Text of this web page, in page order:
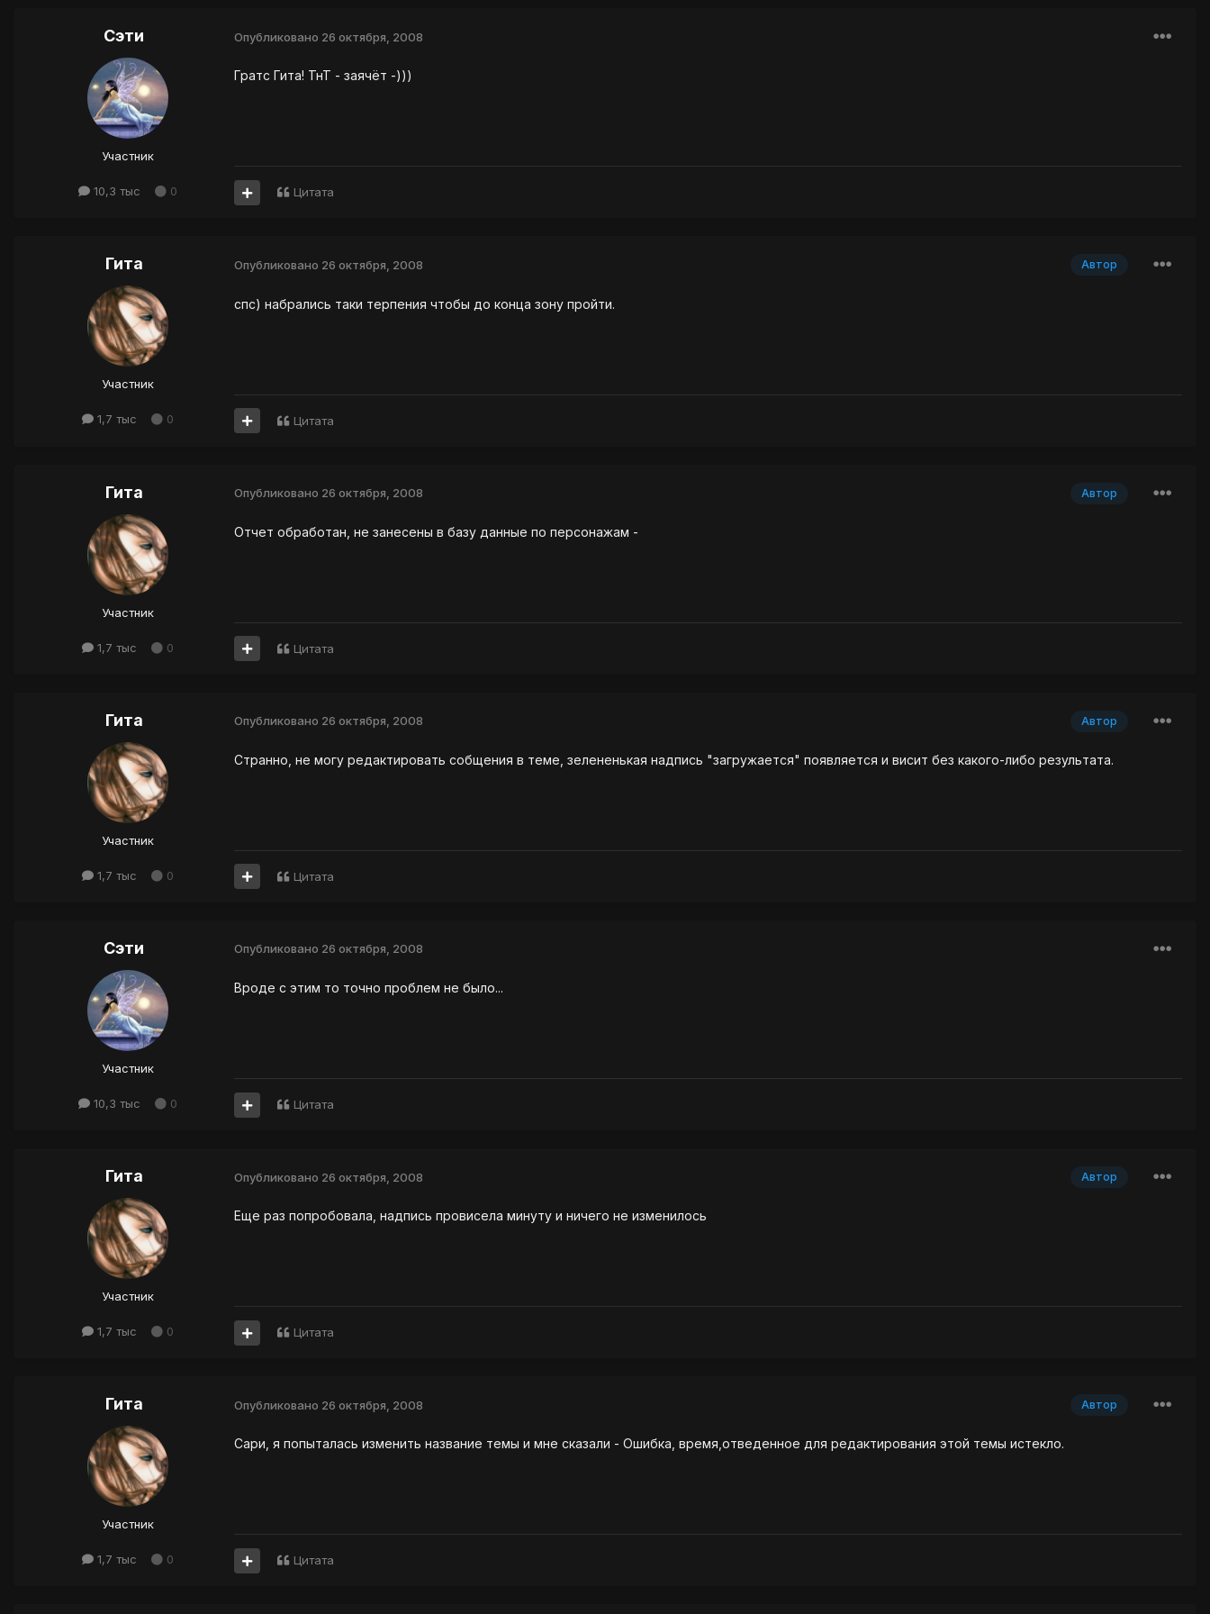
Сэти
Участник
10,3 тыс 0
Опубликовано 26 октября, 2008
Гратс Гита! ТнТ - заячёт -)))
Цитата
Гита
Участник
1,7 тыс 0
Автор
Опубликовано 26 октября, 2008
спс) набрались таки терпения чтобы до конца зону пройти.
Цитата
Гита
Участник
1,7 тыс 0
Автор
Опубликовано 26 октября, 2008
Отчет обработан, не занесены в базу данные по персонажам -
Цитата
Гита
Участник
1,7 тыс 0
Автор
Опубликовано 26 октября, 2008
Странно, не могу редактировать собщения в теме, зелененькая надпись "загружается" появляется и висит без какого-либо результата.
Цитата
Сэти
Участник
10,3 тыс 0
Опубликовано 26 октября, 2008
Вроде с этим то точно проблем не было...
Цитата
Гита
Участник
1,7 тыс 0
Автор
Опубликовано 26 октября, 2008
Еще раз попробовала, надпись провисела минуту и ничего не изменилось
Цитата
Гита
Участник
1,7 тыс 0
Автор
Опубликовано 26 октября, 2008
Сари, я попыталась изменить название темы и мне сказали - Ошибка, время,отведенное для редактирования этой темы истекло.
Цитата